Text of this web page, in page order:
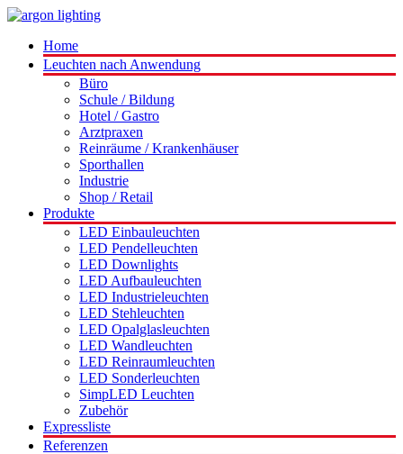
Home
Leuchten nach Anwendung
Büro
Schule / Bildung
Hotel / Gastro
Arztpraxen
Reinräume / Krankenhäuser
Sporthallen
Industrie
Shop / Retail
Produkte
LED Einbauleuchten
LED Pendelleuchten
LED Downlights
LED Aufbauleuchten
LED Industrieleuchten
LED Stehleuchten
LED Opalglasleuchten
LED Wandleuchten
LED Reinraumleuchten
LED Sonderleuchten
SimpLED Leuchten
Zubehör
Expressliste
Referenzen